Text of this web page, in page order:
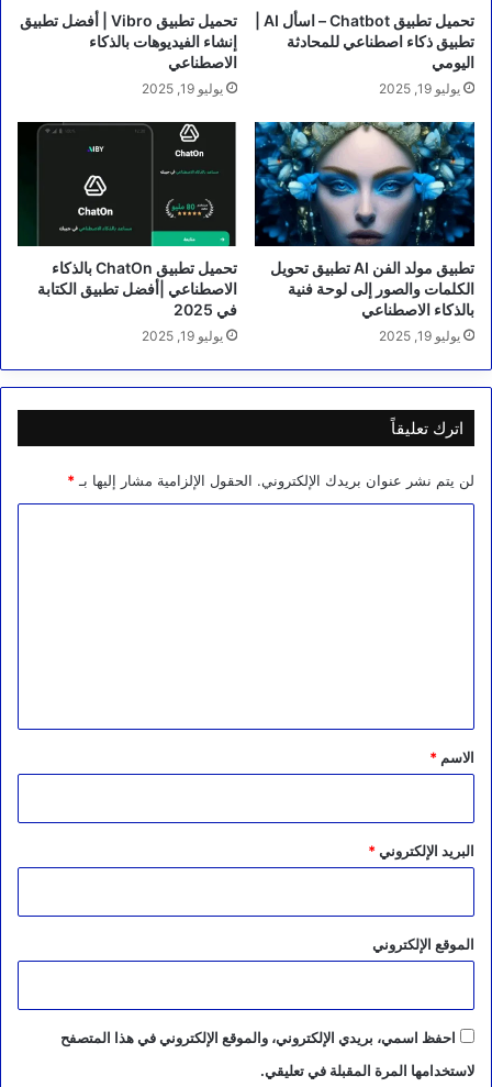
تطبيق ذكاء اصطناعي للمحادثة
اليومي
يوليو 19, 2025
تحميل تطبيق Vibro | أفضل تطبيق
إنشاء الفيديوهات بالذكاء
الاصطناعي
يوليو 19, 2025
تطبيق مولد الفن AI تطبيق تحويل
الكلمات والصور إلى لوحة فنية
بالذكاء الاصطناعي
يوليو 19, 2025
تحميل تطبيق ChatOn بالذكاء
الاصطناعي |أفضل تطبيق الكتابة
في 2025
يوليو 19, 2025
اترك تعليقاً
لن يتم نشر عنوان بريدك الإلكتروني. الحقول الإلزامية مشار إليها بـ *
*
الاسم *
البريد الإلكتروني*
الموقع الإلكتروني
احفظ اسمي، بريدي الإلكتروني، والموقع الإلكتروني في هذا المتصفح
لاستخدامها المرة المقبلة في تعليقي.